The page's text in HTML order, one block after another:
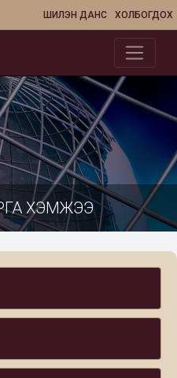
ХОЛБОГДОХ
ШИЛЭН ДАНС
ХЭМЖЭЭ